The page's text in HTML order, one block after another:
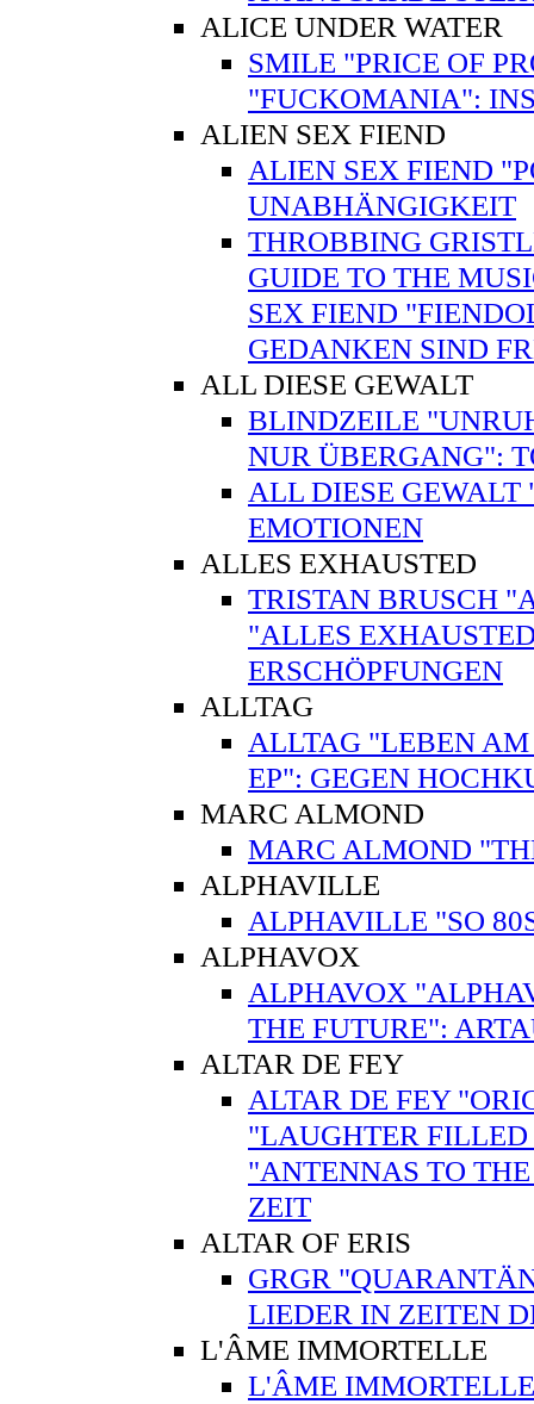
ALICE UNDER WATER
SMILE "PRICE OF
"FUCKOMANIA":
ALIEN SEX FIEND
ALIEN SEX FIEND
UNABHÄNGIGKEIT
THROBBING
GUIDE TO THE
SEX FIEND
GEDANKEN SIND
ALL DIESE GEWALT
BLINDZEILE
NUR ÜBERGANG":
ALL DIESE
EMOTIONEN
ALLES EXHAUSTED
TRISTAN BRUSCH
"ALLES
ERSCHÖPFUNGEN
ALLTAG
ALLTAG "LEBEN AM
EP": GEGEN
MARC ALMOND
MARC ALMOND
ALPHAVILLE
ALPHAVILLE "SO
ALPHAVOX
ALPHAVOX
THE FUTURE":
ALTAR DE FEY
ALTAR DE FEY
"LAUGHTER
"ANTENNAS TO
ZEIT
ALTAR OF ERIS
GRGR
LIEDER IN ZEITEN
L'ÂME IMMORTELLE
L'ÂME